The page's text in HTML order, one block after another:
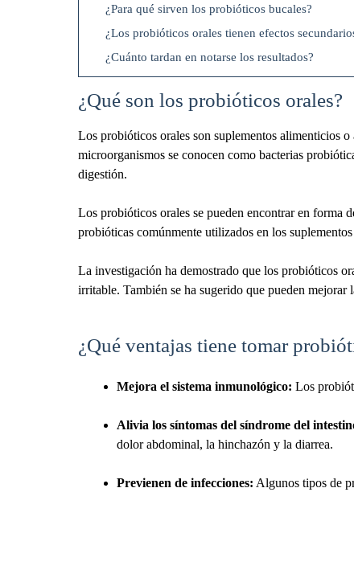
¿Para qué sirven los probióticos bucales?
¿Los probióticos orales tienen efectos
¿Cuánto tardan en notarse los resultados?
¿Qué son los probióticos orales?
Los probióticos orales son suplementos alimenticios
microorganismos se conocen como bacterias
digestión.
Los probióticos orales se pueden encontrar en forma
probióticas comúnmente utilizados en los
La investigación ha demostrado que los probióticos
irritable. También se ha sugerido que pueden
¿Qué ventajas tiene tomar
Mejora el sistema inmunológico: Los
Alivia los síntomas del síndrome del
dolor abdominal, la hinchazón y la diarrea.
Previenen de infecciones: Algunos tipos de